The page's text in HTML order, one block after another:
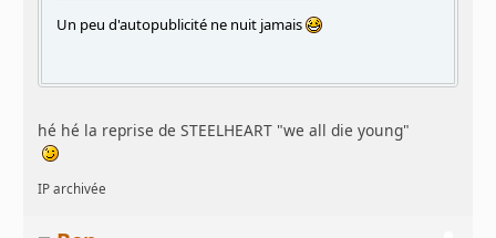
Un peu d'autopublicité ne nuit jamais
hé hé la reprise de STEELHEART "we all die young"
IP archivée